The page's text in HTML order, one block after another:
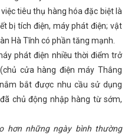
năm 2024
VinFast khai
HÀNH ĐỘNG QUỐC GIA
Hà Tĩnh kêu gọi người
ánh sáng - Đêm hội
tiếp tục xu hướng phục hồi
2026
Thủ tướng Phạm Minh Chính
nay Quốc hội chốt mô hình
lập công ty sản xuất thép
Thắng được bầu giữ chức
13
mại Hà Tĩnh
Khai mạc
tiêu thụ hàng hóa đặc biệt là
bị tích điện, máy phát điện; vật
Hà Tĩnh có phần tăng mạnh.
phát điện nhiều thời điểm trở
cửa hàng điện máy Thắng
bắt được nhu cầu sử dụng
chủ động nhập hàng từ sớm,
hơn những ngày bình thường